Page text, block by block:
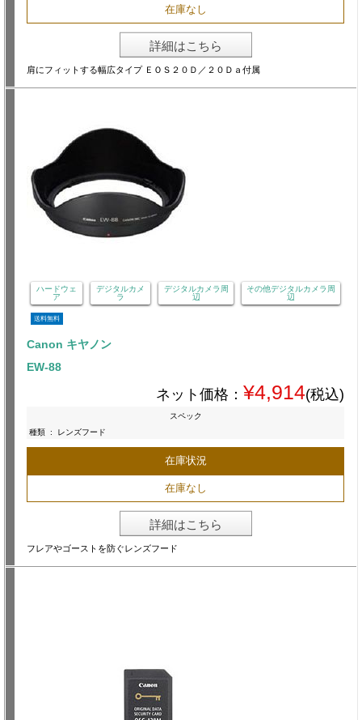
在庫なし
詳細はこちら
肩にフィットする幅広タイプ ＥＯＳ２０Ｄ／２０Ｄａ付属
ハードウェ
ア
デジタルカメ
ラ
デジタルカメラ周
辺
その他デジタルカメラ周
辺
送料無料
Canon キヤノン
EW-88
ネット価格： ¥4,914(税込)
スペック
種類 : レンズフード
在庫状況
在庫なし
詳細はこちら
フレアやゴーストを防ぐレンズフード